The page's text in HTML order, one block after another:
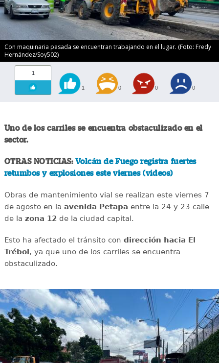
Con maquinaria pesada se encuentran trabajando en el lugar. (Foto: Fredy
Hernández/Soy502)
1
1 0 0 0
Uno de los carriles se encuentra obstaculizado en el
sector.
OTRAS NOTICIAS: Volcán de Fuego registra fuertes
retumbos y explosiones este viernes (videos)
Obras de mantenimiento vial se realizan este viernes 7
de agosto en la avenida Petapa entre la 24 y 23 calle
de la zona 12de la ciudad capital.
Esto ha afectado el tránsito con dirección hacia El
Trébol, ya que uno de los carriles se encuentra
obstaculizado.